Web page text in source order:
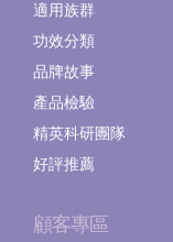
適用族群
功效分類
品牌故事
產品檢驗
精英科研團隊
好評推薦
顧客專區